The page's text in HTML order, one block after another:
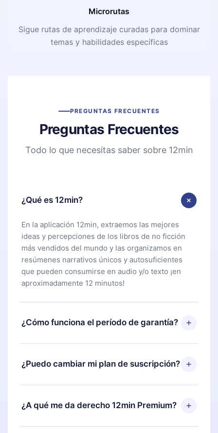
Microrutas
Sigue rutas de aprendizaje curadas para dominar
temas y habilidades específicas
PREGUNTAS FRECUENTES
Preguntas Frecuentes
Todo lo que necesitas saber sobre 12min
¿Qué es 12min?
En la aplicación 12min, extraemos las mejores
ideas y percepciones de los libros de no ficción
más vendidos del mundo y las organizamos en
resúmenes narrativos únicos y autosuficientes
que pueden consumirse en audio y/o texto ¡en
aproximadamente 12 minutos!
¿Cómo funciona el período de garantía?
Puedes descargar nuestra aplicación y comenzar a
disfrutar de nuestra biblioteca. Si por alguna razón
no estás satisfecho con nuestra plataforma,
días posteriores a la compra y solicita el
pagaste, sin preguntas ni burocracia.
¿Puedo cambiar mi plan de suscripción?
Sí, pero el cambio solo se aplicará a partir del
próximo período de facturación. Por ejemplo, si
decides cambiar tu suscripción mensual a anual,
¿A qué me da derecho 12min Premium?
12min Premium es un plan que te garantiza acceso